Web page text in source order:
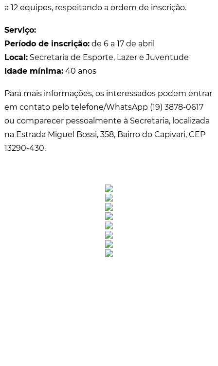
a 12 equipes, respeitando a ordem de inscrição.
Serviço:
Período de inscrição:de 6 a 17 de abril
Local:Secretaria de Esporte, Lazer e Juventude
Idade mínima:40 anos
Para mais informações, os interessados podem entrar
em contato pelo telefone/WhatsApp (19) 3878-0617
ou comparecer pessoalmente à Secretaria, localizada
na Estrada Miguel Bossi, 358, Bairro do Capivari, CEP
13290-430.